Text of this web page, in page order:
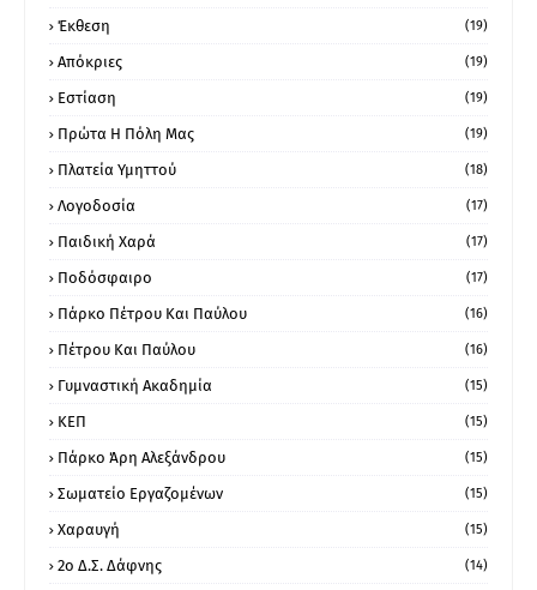
Έκθεση (19)
Απόκριες (19)
Εστίαση (19)
Πρώτα Η Πόλη Μας (19)
Πλατεία Υμηττού (18)
Λογοδοσία (17)
Παιδική Χαρά (17)
Ποδόσφαιρο (17)
Πάρκο Πέτρου Και Παύλου (16)
Πέτρου Και Παύλου (16)
Γυμναστική Ακαδημία (15)
ΚΕΠ (15)
Πάρκο Άρη Αλεξάνδρου (15)
Σωματείο Εργαζομένων (15)
Χαραυγή (15)
2ο Δ.Σ. Δάφνης (14)